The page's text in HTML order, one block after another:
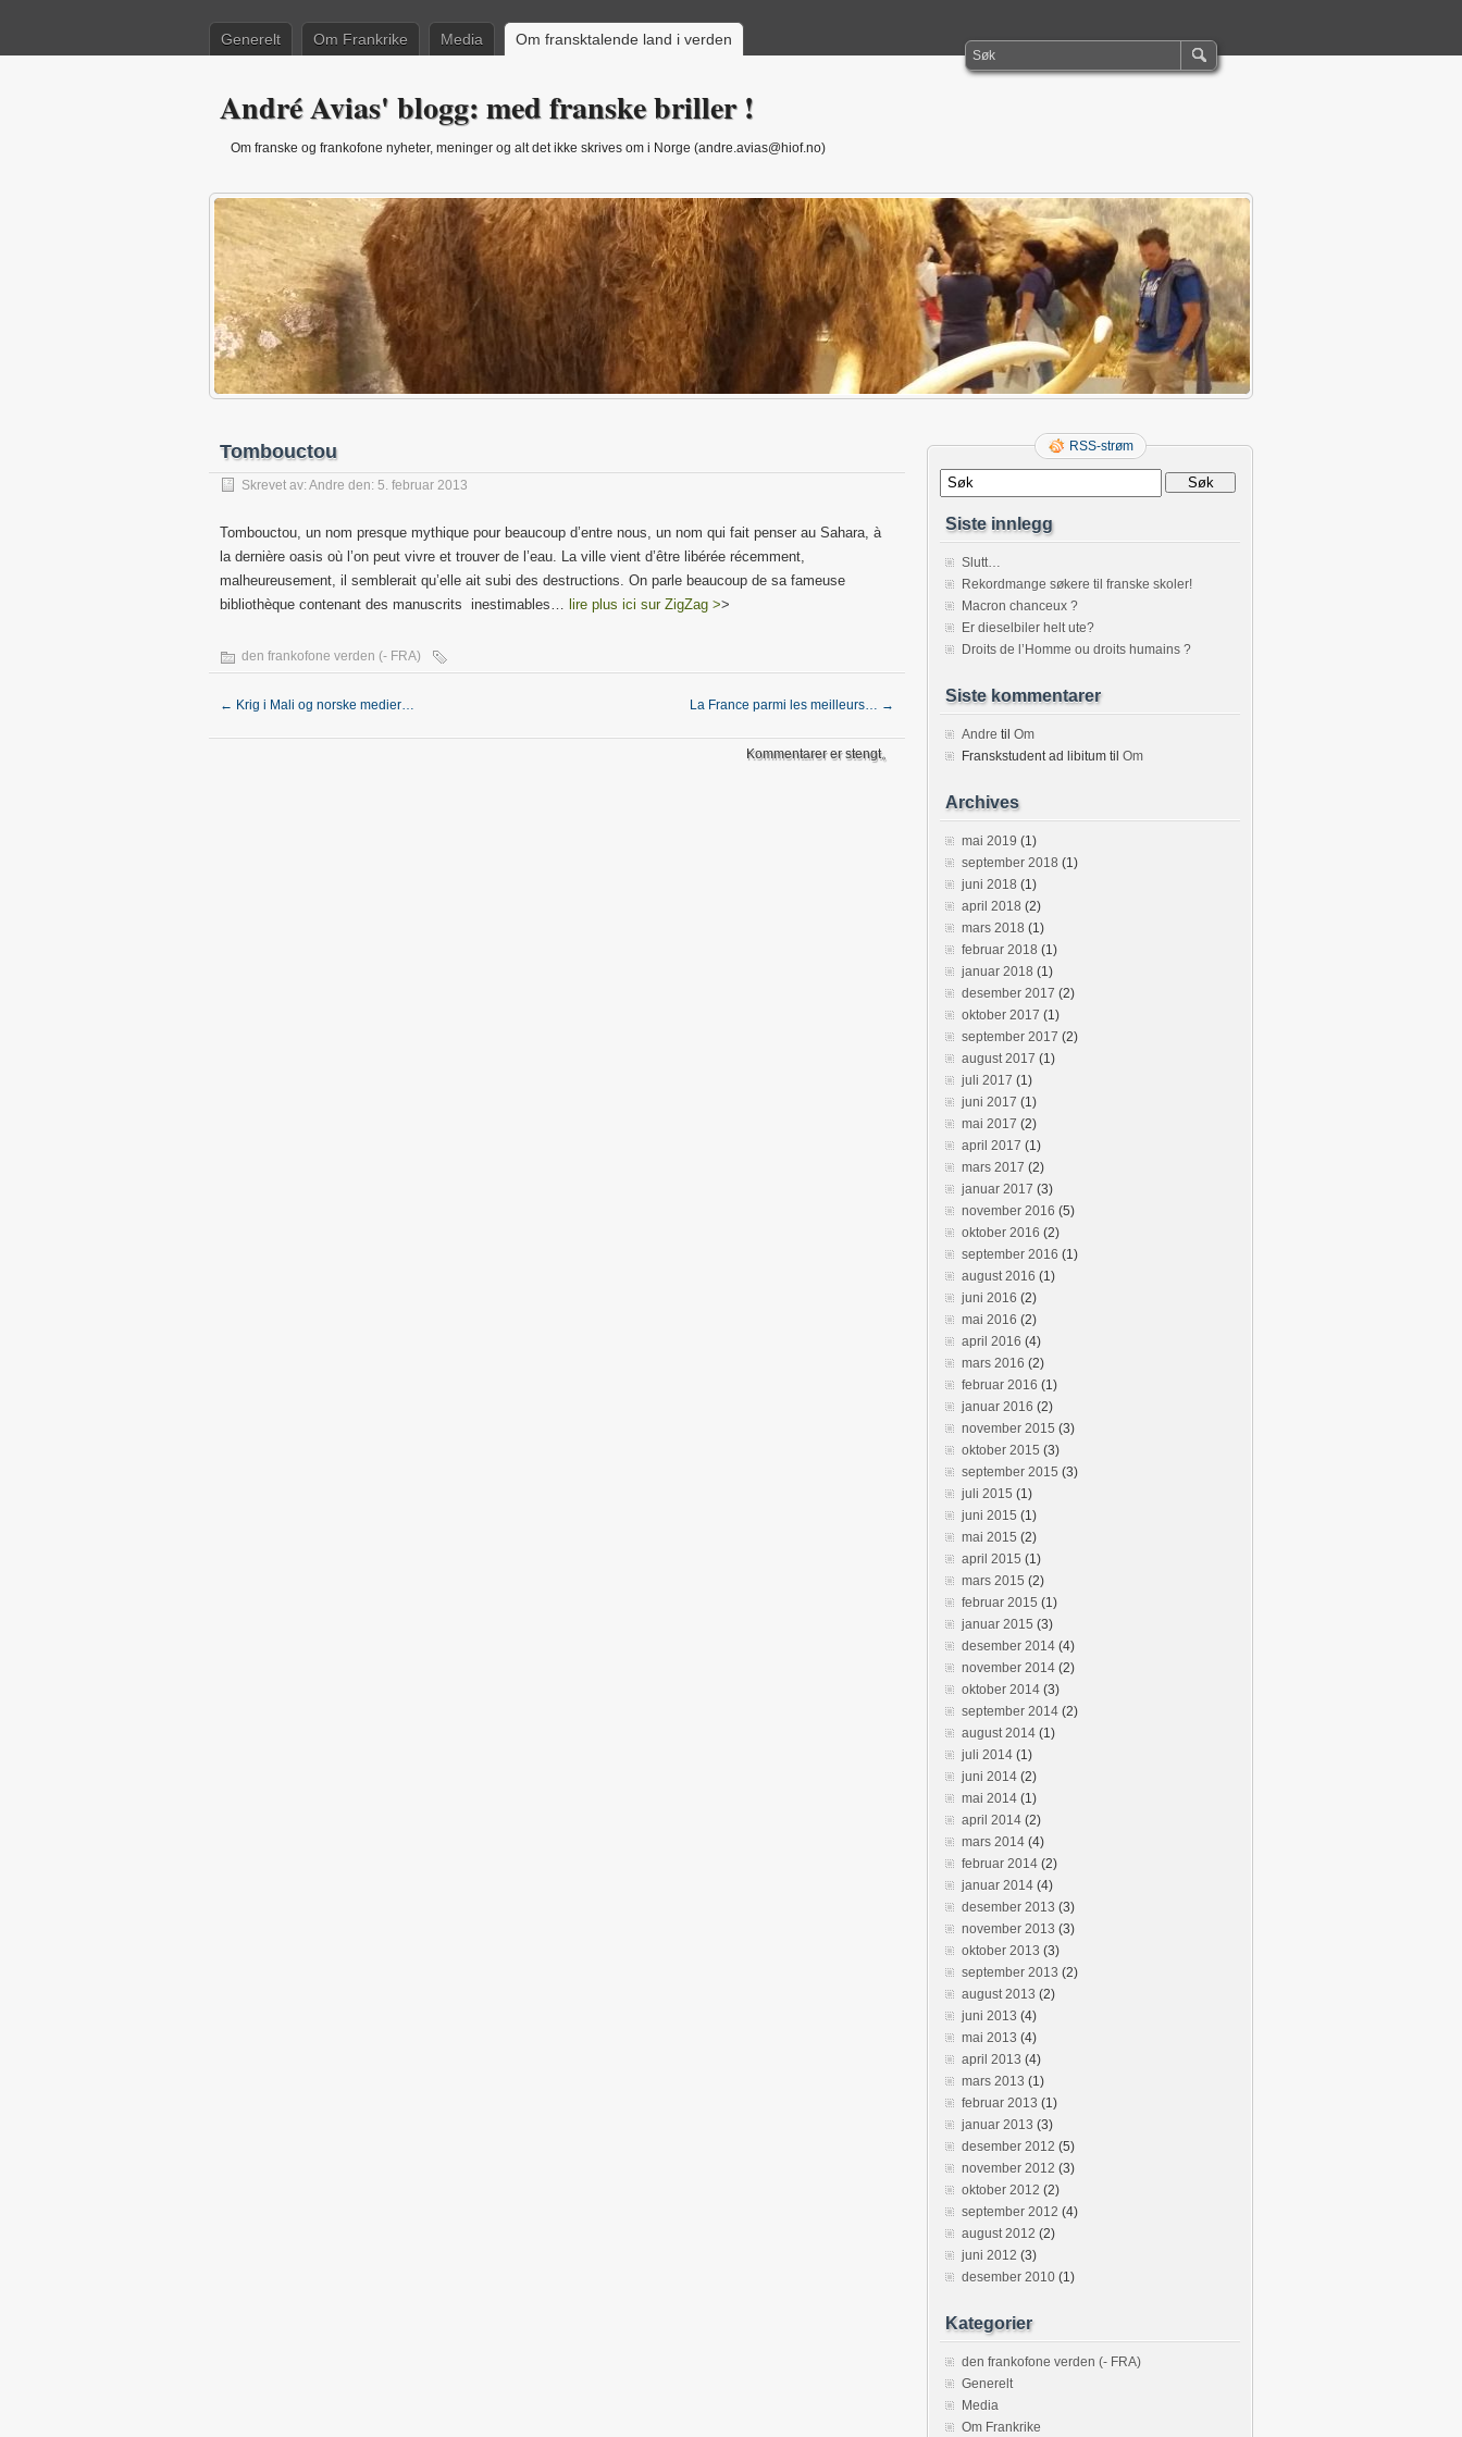
Generelt Om Frankrike Media Om fransktalende land i verden
André Avias' blogg: med franske briller !
Om franske og frankofone nyheter, meninger og alt det ikke skrives om i Norge (andre.avias@hiof.no)
Tombouctou
Skrevet av: Andre den: 5. februar 2013
Tombouctou, un nom presque mythique pour beaucoup d’entre nous, un nom qui fait penser au Sahara, à
la dernière oasis où l’on peut vivre et trouver de l’eau. La ville vient d’être libérée récemment,
malheureusement, il semblerait qu’elle ait subi des destructions. On parle beaucoup de sa fameuse
bibliothèque contenant des manuscrits inestimables… lire plus ici sur ZigZag >>
den frankofone verden (- FRA)
← Krig i Mali og norske medier… La France parmi les meilleurs… →
Kommentarer er stengt。
RSS-strøm
Siste innlegg
Slutt…
Rekordmange søkere til franske skoler!
Macron chanceux ?
Er dieselbiler helt ute?
Droits de l’Homme ou droits humains ?
Siste kommentarer
Andre til Om
Franskstudent ad libitum til Om
Archives
mai 2019 (1)
september 2018 (1)
juni 2018 (1)
april 2018 (2)
mars 2018 (1)
februar 2018 (1)
januar 2018 (1)
desember 2017 (2)
oktober 2017 (1)
september 2017 (2)
august 2017 (1)
juli 2017 (1)
juni 2017 (1)
mai 2017 (2)
april 2017 (1)
mars 2017 (2)
januar 2017 (3)
november 2016 (5)
oktober 2016 (2)
september 2016 (1)
august 2016 (1)
juni 2016 (2)
mai 2016 (2)
april 2016 (4)
mars 2016 (2)
februar 2016 (1)
januar 2016 (2)
november 2015 (3)
oktober 2015 (3)
september 2015 (3)
juli 2015 (1)
juni 2015 (1)
mai 2015 (2)
april 2015 (1)
mars 2015 (2)
februar 2015 (1)
januar 2015 (3)
desember 2014 (4)
november 2014 (2)
oktober 2014 (3)
september 2014 (2)
august 2014 (1)
juli 2014 (1)
juni 2014 (2)
mai 2014 (1)
april 2014 (2)
mars 2014 (4)
februar 2014 (2)
januar 2014 (4)
desember 2013 (3)
november 2013 (3)
oktober 2013 (3)
september 2013 (2)
august 2013 (2)
juni 2013 (4)
mai 2013 (4)
april 2013 (4)
mars 2013 (1)
februar 2013 (1)
januar 2013 (3)
desember 2012 (5)
november 2012 (3)
oktober 2012 (2)
september 2012 (4)
august 2012 (2)
juni 2012 (3)
desember 2010 (1)
Kategorier
den frankofone verden (- FRA)
Generelt
Media
Om Frankrike